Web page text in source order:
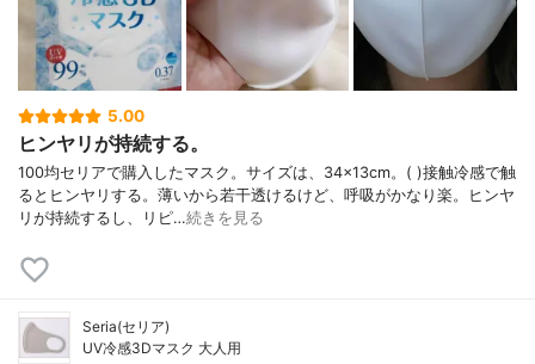
5.00
ヒンヤリが持続する。
100均セリアで購入したマスク。サイズは、34×13cm。( )接触冷感で触
るとヒンヤリする。薄いから若干透けるけど、呼吸がかなり楽。ヒンヤ
リが持続するし、リピ…続きを見る
Seria(セリア)
UV冷感3Dマスク 大人用